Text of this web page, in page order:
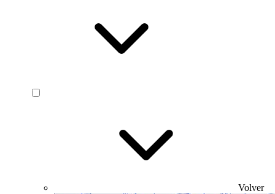
Volver